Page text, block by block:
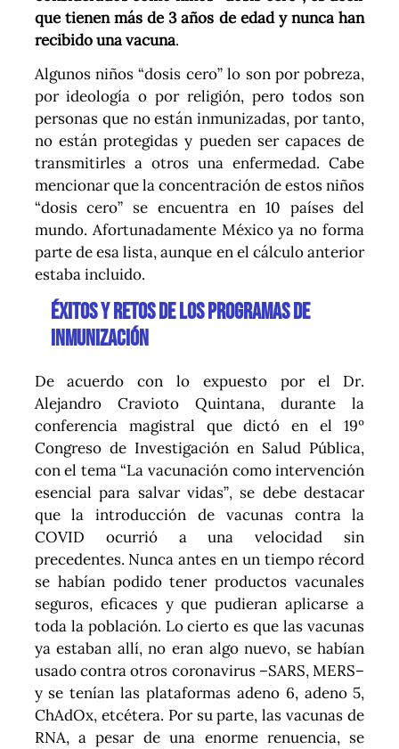
que tienen más de 3 años de edad y nunca han
recibido una vacuna.
Algunos niños “dosis cero” lo son por pobreza,
por ideología o por religión, pero todos son
personas que no están inmunizadas, por tanto,
no están protegidas y pueden ser capaces de
transmitirles a otros una enfermedad. Cabe
mencionar que la concentración de estos niños
“dosis cero” se encuentra en 10 países del
mundo. Afortunadamente México ya no forma
parte de esa lista, aunque en el cálculo anterior
estaba incluido.
ÉXITOS Y RETOS DE LOS PROGRAMAS DE
INMUNIZACIÓN
De acuerdo con lo expuesto por el Dr.
Alejandro Cravioto Quintana, durante la
conferencia magistral que dictó en el 19º
Congreso de Investigación en Salud Pública,
con el tema “La vacunación como intervención
esencial para salvar vidas”, se debe destacar
que la introducción de vacunas contra la
COVID ocurrió a una velocidad sin
precedentes. Nunca antes en un tiempo récord
se habían podido tener productos vacunales
seguros, eficaces y que pudieran aplicarse a
toda la población. Lo cierto es que las vacunas
ya estaban allí, no eran algo nuevo, se habían
usado contra otros coronavirus –SARS, MERS–
y se tenían las plataformas adeno 6, adeno 5,
ChAdOx, etcétera. Por su parte, las vacunas de
RNA, a pesar de una enorme renuencia, se